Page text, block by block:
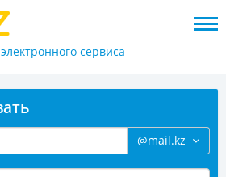
электронного сервиса
@mail.kz